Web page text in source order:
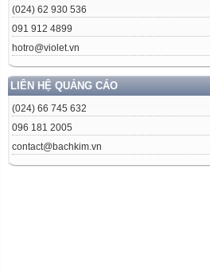
(024) 62 930 536
091 912 4899
hotro@violet.vn
LIÊN HỆ QUẢNG CÁO
(024) 66 745 632
096 181 2005
contact@bachkim.vn